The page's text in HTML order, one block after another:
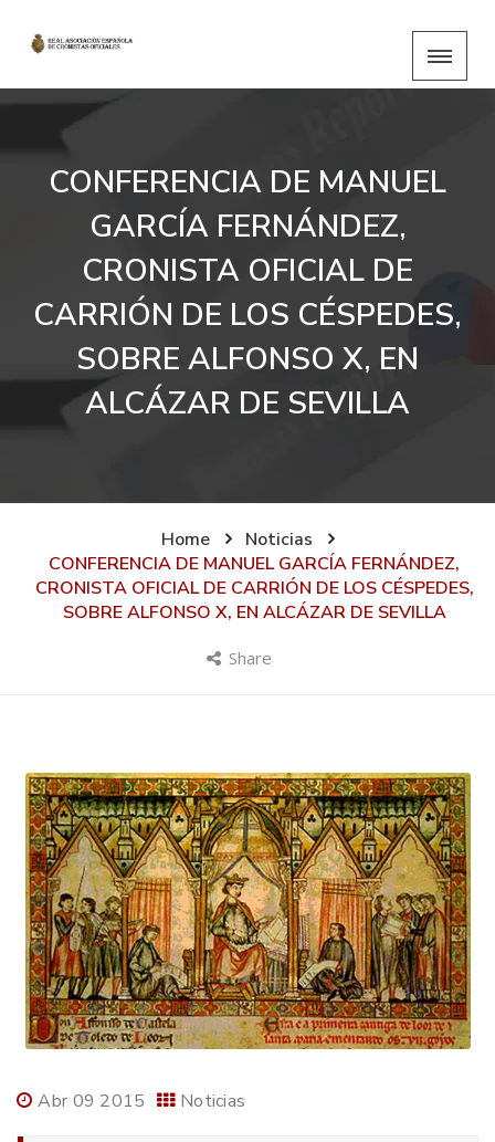
CONFERENCIA DE MANUEL
GARCÍA FERNÁNDEZ,
CRONISTA OFICIAL DE
CARRIÓN DE LOS CÉSPEDES,
SOBRE ALFONSO X, EN
ALCÁZAR DE SEVILLA
Home
Noticias
CONFERENCIA DE MANUEL GARCÍA FERNÁNDEZ,
CRONISTA OFICIAL DE CARRIÓN DE LOS CÉSPEDES,
SOBRE ALFONSO X, EN ALCÁZAR DE SEVILLA
Share
Abr 09 2015 Noticias